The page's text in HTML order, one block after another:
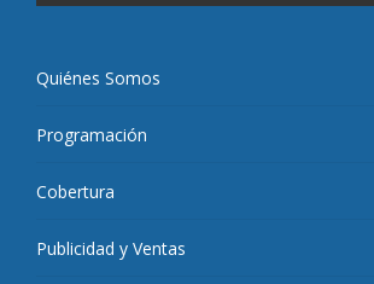
Quiénes Somos
Programación
Cobertura
Publicidad y Ventas